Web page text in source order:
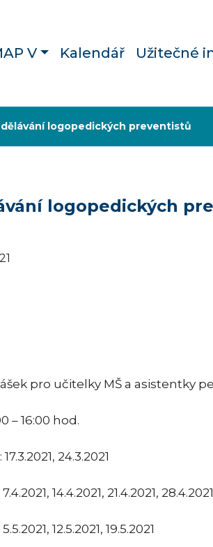
V Kalendář Užitečné
logopedických preventistů
logopedických
pro učitelky MŠ a asistentky
– 16:00 hod.
24.3.2021
14.4.2021, 21.4.2021, 28.4.2021
12.5.2021, 19.5.2021